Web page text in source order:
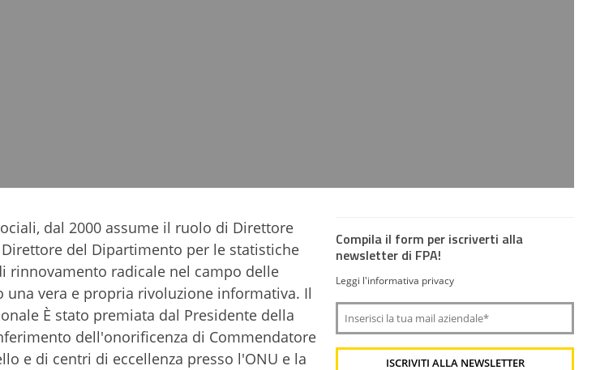
dal 2000 assume il ruolo di Direttore
del Dipartimento per le statistiche
rinnovamento radicale nel campo delle
vera e propria rivoluzione informativa. Il
È stato premiata dal Presidente della
dell'onorificenza di Commendatore
e di centri di eccellenza presso l'ONU e la
Compila il form per iscriverti alla
newsletter di FPA!
Leggi l'informativa privacy